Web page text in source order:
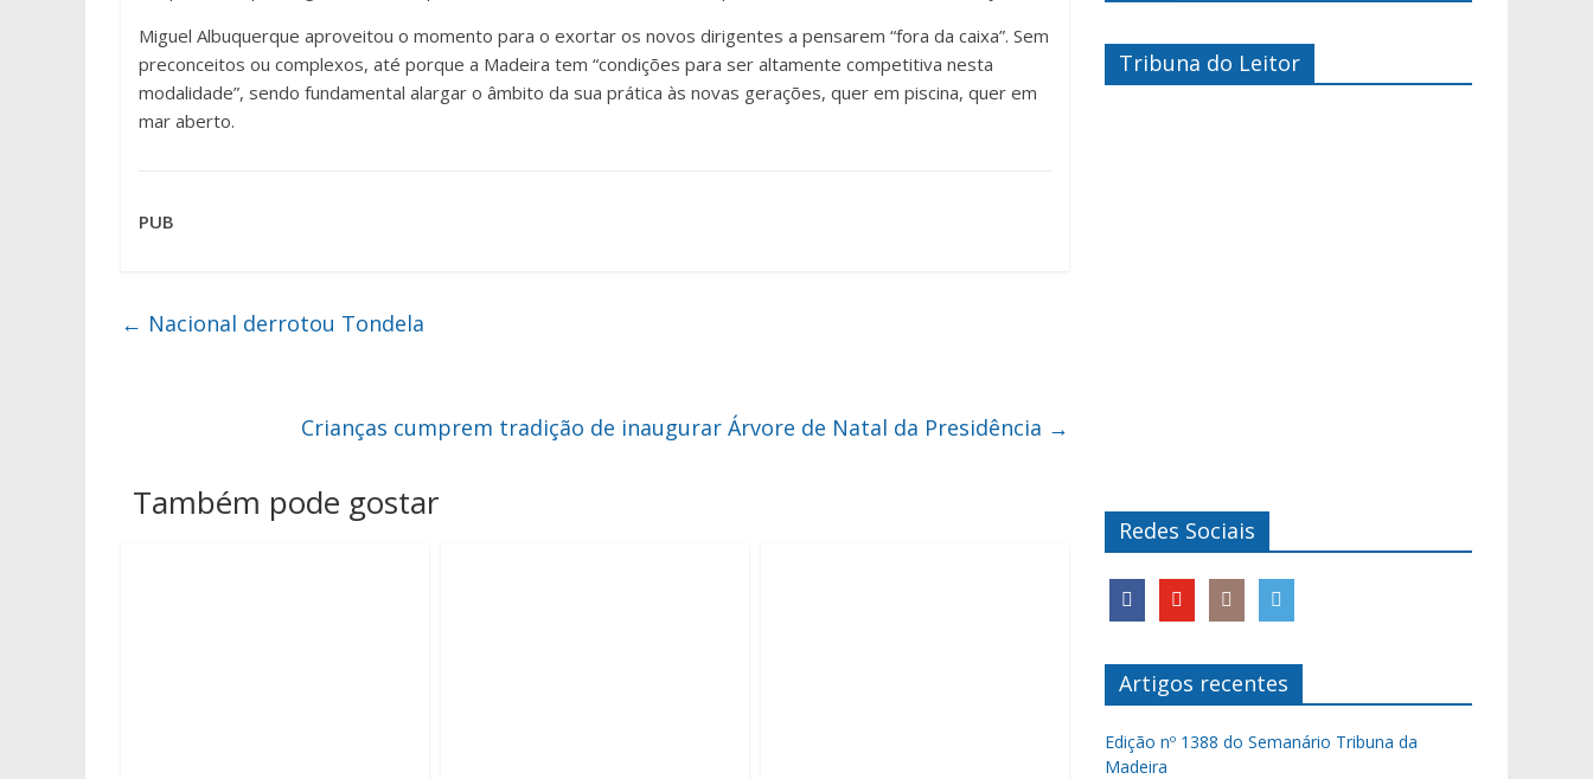
Miguel Albuquerque aproveitou o momento para o exortar os novos dirigentes a pensarem “fora da caixa”. Sem
preconceitos ou complexos, até porque a Madeira tem “condições para ser altamente competitiva nesta
modalidade”, sendo fundamental alargar o âmbito da sua prática às novas gerações, quer em piscina, quer em
mar aberto.
PUB
← Nacional derrotou Tondela
Crianças cumprem tradição de inaugurar Árvore de Natal da Presidência →
Também pode gostar
Tribuna do Leitor
Redes Sociais
Artigos recentes
Edição nº 1388 do Semanário Tribuna da
Madeira